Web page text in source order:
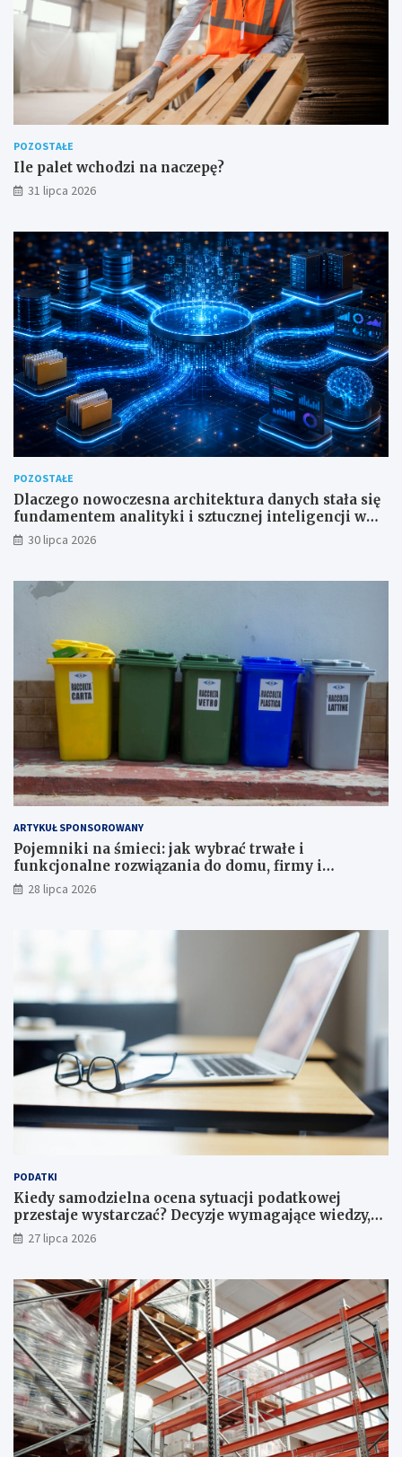
POZOSTAŁE
Ile palet wchodzi na naczepę?
31 lipca 2026
POZOSTAŁE
Dlaczego nowoczesna architektura danych stała się
fundamentem analityki i sztucznej inteligencji w
przedsiębiorstwach?
30 lipca 2026
ARTYKUŁ SPONSOROWANY
Pojemniki na śmieci: jak wybrać trwałe i
funkcjonalne rozwiązania do domu, firmy i
instytucji
28 lipca 2026
PODATKI
Kiedy samodzielna ocena sytuacji podatkowej
przestaje wystarczać? Decyzje wymagające wiedzy,
której nie zastąpi internet
27 lipca 2026